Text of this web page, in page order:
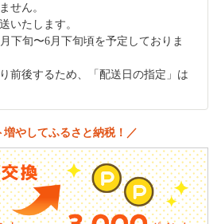
せん。
いたします。
下旬〜6月下旬頃を予定しておりま
前後するため、「配送日の指定」は
増やしてふるさと納税！／